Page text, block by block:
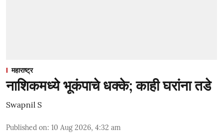
महाराष्ट्र
नाशिकमध्ये भूकंपाचे धक्के; काही घरांना तडे
Swapnil S
Published on: 10 Aug 2026, 4:32 am